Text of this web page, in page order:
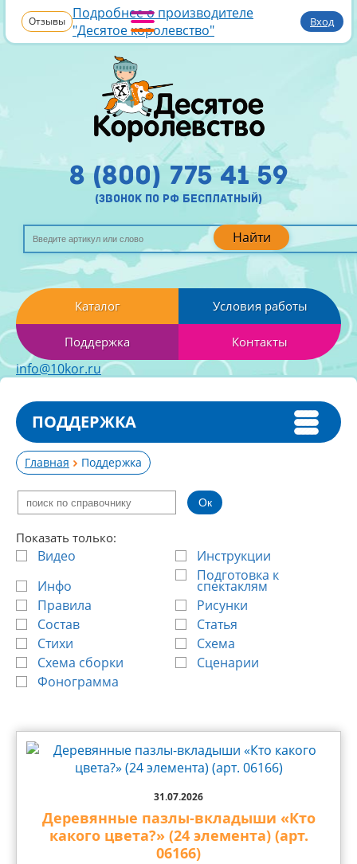
Отзывы Подробнее о производителе
"Десятое королевство"
Вход
Найти
8 (800) 775 41 59
(звонок по рф бесплатный)
Каталог Условия работы
Поддержка Контакты
info@10kor.ru
ПОДДЕРЖКА
Главная Поддержка
Показать только:
Видео
Инструкции
Инфо
Подготовка к
спектаклям
Правила
Рисунки
Состав
Статья
Стихи
Схема
Схема сборки
Сценарии
Фонограмма
31.07.2026
Деревянные пазлы-вкладыши «Кто
какого цвета?» (24 элемента) (арт.
06166)